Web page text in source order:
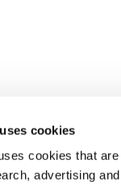
cookies
cookies that
advertising